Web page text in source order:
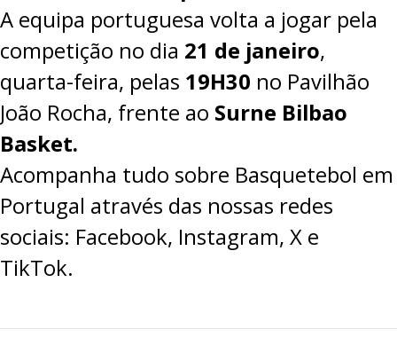
A equipa portuguesa volta a jogar pela
competição no dia 21 de janeiro,
quarta-feira, pelas 19H30 no Pavilhão
João Rocha, frente ao Surne Bilbao
Basket.
Acompanha tudo sobre Basquetebol em
Portugal através das nossas redes
sociais: Facebook, Instagram, X e
TikTok.